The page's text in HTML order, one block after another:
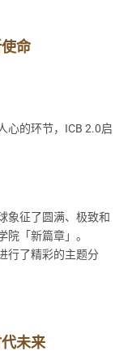
命
心的环节，ICB 2.0启
象征了圆满、极致和
「新篇章」。
行了精彩的主题分
未来